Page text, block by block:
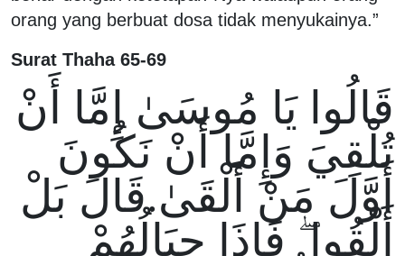
orang yang berbuat dosa tidak menyukainya.”
Surat Thaha 65-69
قَالُوا يَا مُوسَىٰ إِمَّا أَنْ
تُلْقِيَ وَإِمَّا أَنْ نَكُونَ
أَوَّلَ مَنْ أَلْقَىٰ.قَالَ بَلْ
أَلْقُوا ۖ فَإِذَا حِبَالُهُمْ